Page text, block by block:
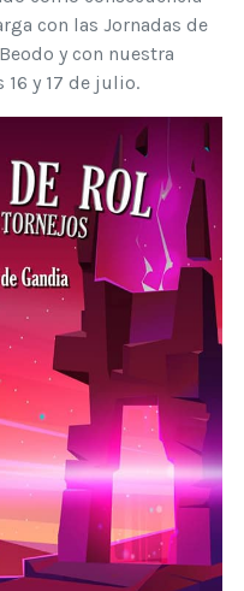
con las Jornadas de
y con nuestra
y 17 de julio.